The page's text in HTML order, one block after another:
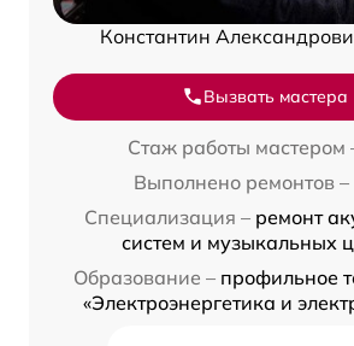
Константин
Вызвать мастера
Стаж работы мастером
Выполнено ремонтов –
Специализация – ремонт
систем и музыкальных
Образование – профильное
«Электроэнергетика и